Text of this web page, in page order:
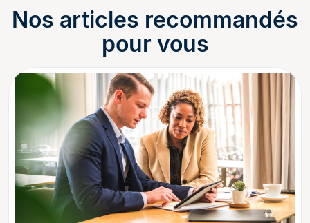
Nos articles recommandés
pour vous